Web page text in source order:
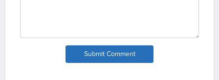
Submit Comment